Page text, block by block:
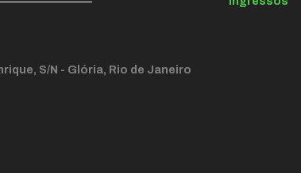
S/N - Glória, Rio de Janeiro